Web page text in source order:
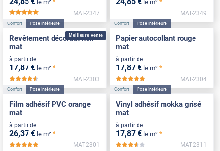
le m² *
MAT-2347
le m² *
MAT-2349
Meilleure vente
Confort Pose Intérieure
Revêtement décoratif noir
mat
à partir de
17,87 € le m² *
*****
MAT-2303
Confort Pose Intérieure
Papier autocollant rouge
mat
à partir de
17,87 € le m² *
MAT-2304
Confort Pose Intérieure
Film adhésif PVC orange
mat
à partir de
26,37 € le m² *
*****
MAT-2301
Confort Pose Intérieure
Vinyl adhésif mokka grisé
mat
à partir de
17,87 € le m² *
*****
MAT-2311